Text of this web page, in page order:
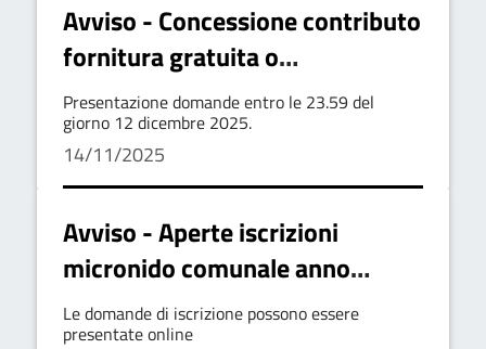
Avviso - Concessione contributo
fornitura gratuita o
semigratuita dei libri di testo
2025-2026
Presentazione domande entro le 23.59 del
giorno 12 dicembre 2025.
14/11/2025
Avviso - Aperte iscrizioni
micronido comunale anno
educativo 2025-2026
Le domande di iscrizione possono essere
presentate online